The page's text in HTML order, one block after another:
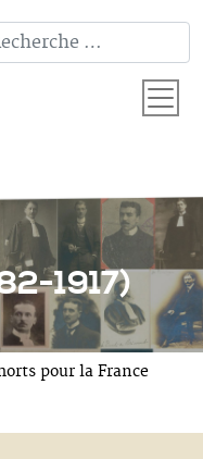
1917)
pour la France